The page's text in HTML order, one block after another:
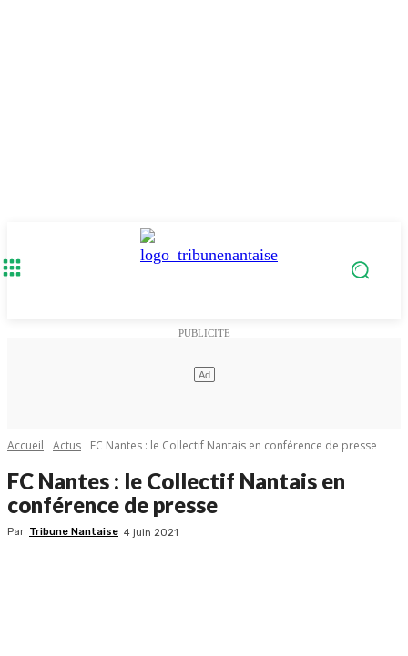
Accueil Actus FC Nantes : le Collectif Nantais en conférence de presse
FC Nantes : le Collectif Nantais en
conférence de presse
Par Tribune Nantaise 4 juin 2021